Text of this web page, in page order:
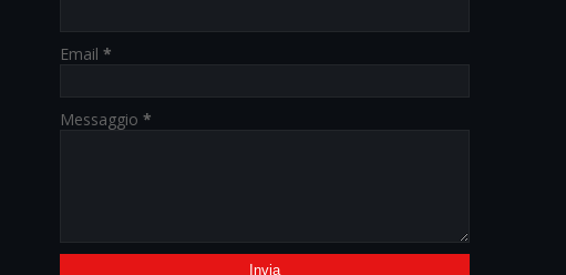
Email *
Messaggio *